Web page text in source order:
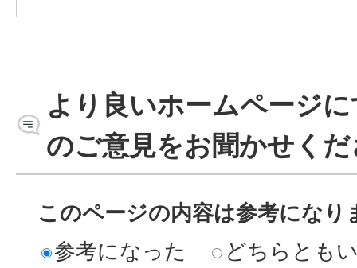
より良いホームページ
のご意見をお聞かせく
このページの内容は参考になり
参考になった
どちらとも